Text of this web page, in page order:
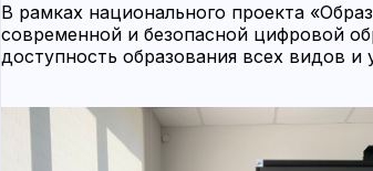
В рамках национального проекта
современной и безопасной цифровой
доступность образования всех видов и